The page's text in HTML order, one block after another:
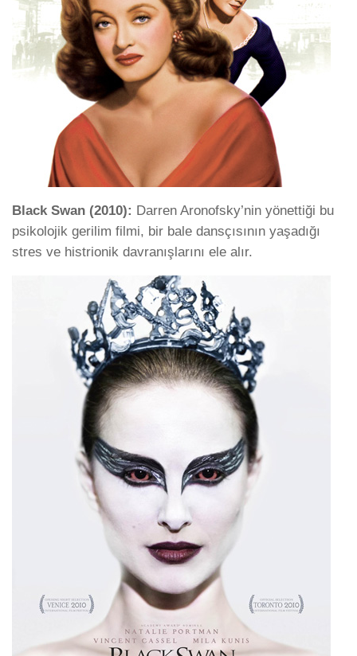
Black Swan (2010): Darren Aronofsky’nin yönettiği bu
psikolojik gerilim filmi, bir bale dansçısının yaşadığı
stres ve histrionik davranışlarını ele alır.